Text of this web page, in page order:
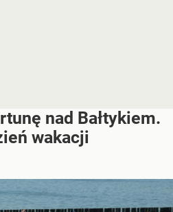
nad Bałtykiem.
wakacji